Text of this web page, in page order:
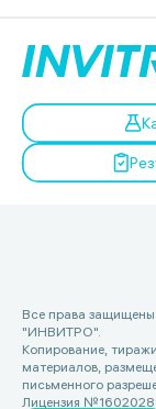
Все права
"ИНВИТРО".
Копирование,
материалов,
письменного
Лицензия